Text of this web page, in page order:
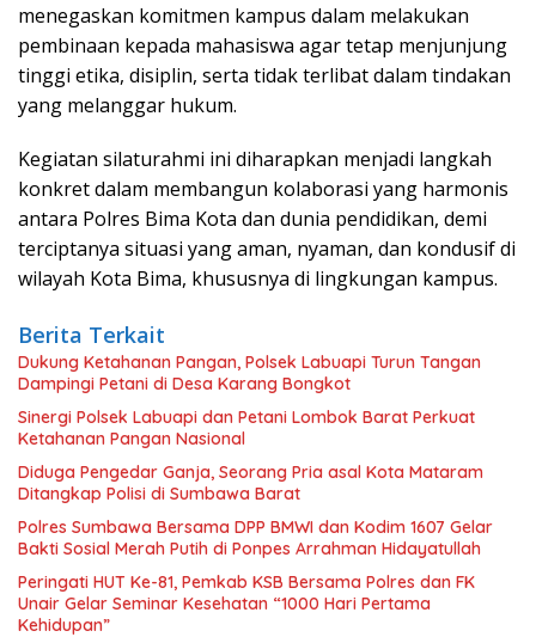
menegaskan komitmen kampus dalam melakukan
pembinaan kepada mahasiswa agar tetap menjunjung
tinggi etika, disiplin, serta tidak terlibat dalam tindakan
yang melanggar hukum.
Kegiatan silaturahmi ini diharapkan menjadi langkah
konkret dalam membangun kolaborasi yang harmonis
antara Polres Bima Kota dan dunia pendidikan, demi
terciptanya situasi yang aman, nyaman, dan kondusif di
wilayah Kota Bima, khususnya di lingkungan kampus.
Berita Terkait
Dukung Ketahanan Pangan, Polsek Labuapi Turun Tangan
Dampingi Petani di Desa Karang Bongkot
Sinergi Polsek Labuapi dan Petani Lombok Barat Perkuat
Ketahanan Pangan Nasional
Diduga Pengedar Ganja, Seorang Pria asal Kota Mataram
Ditangkap Polisi di Sumbawa Barat
Polres Sumbawa Bersama DPP BMWI dan Kodim 1607 Gelar
Bakti Sosial Merah Putih di Ponpes Arrahman Hidayatullah
Peringati HUT Ke-81, Pemkab KSB Bersama Polres dan FK
Unair Gelar Seminar Kesehatan “1000 Hari Pertama
Kehidupan”